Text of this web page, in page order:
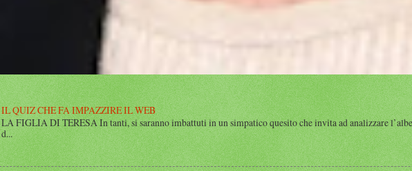
IL QUIZ CHE FA IMPAZZIRE IL WEB
LA FIGLIA DI TERESA In tanti, si saranno imbattuti in un simpatico quesito che invita ad analizzare
d...